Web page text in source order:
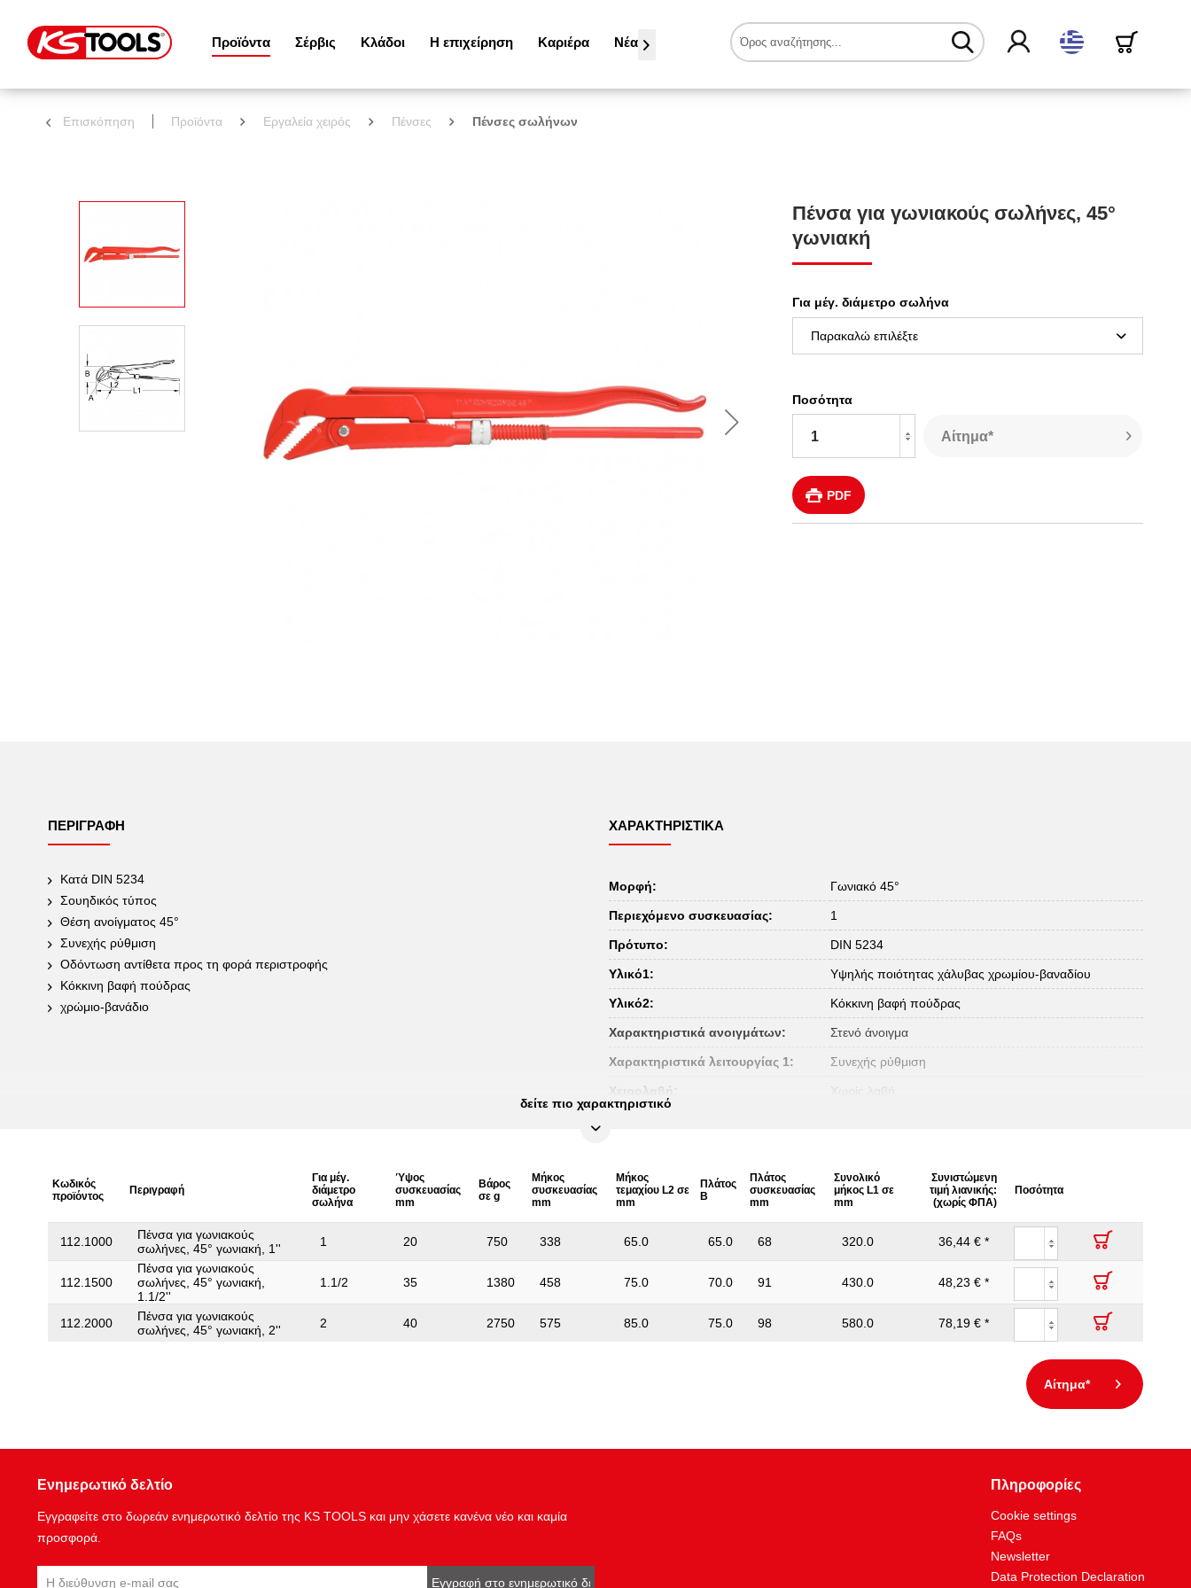
Προϊόντα Σέρβις Κλάδοι Η επιχείρηση Καριέρα Νέα 
ελληνικά
Επισκόπηση Προϊόντα Εργαλεία χειρός Πένσες Πένσες σωλήνων
Πένσα για γωνιακούς σωλήνες, 45°
γωνιακή
Για μέγ. διάμετρο σωλήνα
Ποσότητα
Αίτημα*
PDF
ΠΕΡΙΓΡΑΦΉ
Κατά DIN 5234
Σουηδικός τύπος
Θέση ανοίγματος 45°
Συνεχής ρύθμιση
Οδόντωση αντίθετα προς τη φορά περιστροφής
Κόκκινη βαφή πούδρας
χρώμιο-βανάδιο
ΧΑΡΑΚΤΗΡΙΣΤΙΚΆ
Μορφή: Γωνιακό 45°
Περιεχόμενο συσκευασίας: 1
Πρότυπο: DIN 5234
Υλικό1: Υψηλής ποιότητας χάλυβας χρωμίου-βαναδίου
Υλικό2: Κόκκινη βαφή πούδρας
Χαρακτηριστικά ανοιγμάτων: Στενό άνοιγμα
Χαρακτηριστικά λειτουργίας 1: Συνεχής ρύθμιση
Χειρολαβή:
Χωρίς λαβή
δείτε πιο χαρακτηριστικό
Κωδικός
προϊόντος
Περιγραφή
Για μέγ.
διάμετρο
σωλήνα
Ύψος
συσκευασίας
mm
Βάρος
σε g
Μήκος
συσκευασίας
mm
Μήκος
τεμαχίου L2 σε
mm
Πλάτος
Β
Πλάτος
συσκευασίας
mm
Συνολικό
μήκος L1 σε
mm
Συνιστώμενη
τιμή λιανικής:
(χωρίς ΦΠΑ)
Ποσότητα
112.1000
Πένσα για γωνιακούς
σωλήνες, 45° γωνιακή, 1''
1 20 750 338 65.0 65.0 68 320.0 36,44 € *
112.1500
Πένσα για γωνιακούς
σωλήνες, 45° γωνιακή,
1.1/2''
1.1/2 35 1380 458 75.0 70.0 91 430.0 48,23 € *
112.2000
Πένσα για γωνιακούς
σωλήνες, 45° γωνιακή, 2''
2 40 2750 575 85.0 75.0 98 580.0 78,19 € *
Αίτημα*
Ενημερωτικό δελτίο
Εγγραφείτε στο δωρεάν ενημερωτικό δελτίο της KS TOOLS και μην χάσετε κανένα νέο και καμία
προσφορά.
Εγγραφή στο ενημερωτικό δελτίο
Πληροφορίες
Cookie settings
FAQs
Newsletter
Data Protection Declaration